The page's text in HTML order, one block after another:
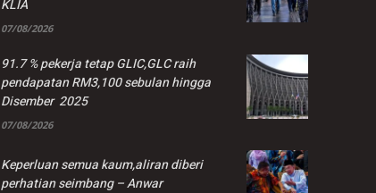
KLIA
07/08/2026
91.7 % pekerja tetap GLIC,GLC raih
pendapatan RM3,100 sebulan hingga
Disember 2025
07/08/2026
Keperluan semua kaum,aliran diberi
perhatian seimbang – Anwar